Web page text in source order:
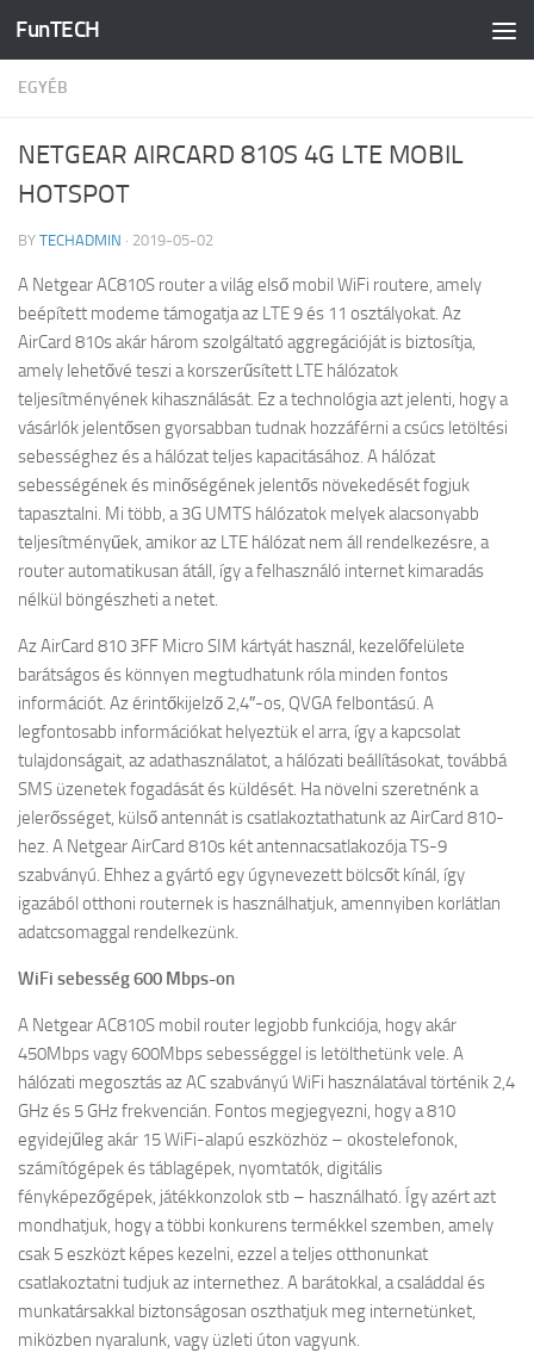
Skip to content
FunTECH
EGYÉB
NETGEAR AIRCARD 810S 4G LTE MOBIL
HOTSPOT
BY TECHADMIN · 2019-05-02
A Netgear AC810S router a világ első mobil WiFi routere, amely
beépített modeme támogatja az LTE 9 és 11 osztályokat. Az
AirCard 810s akár három szolgáltató aggregációját is biztosítja,
amely lehetővé teszi a korszerűsített LTE hálózatok
teljesítményének kihasználását. Ez a technológia azt jelenti, hogy a
vásárlók jelentősen gyorsabban tudnak hozzáférni a csúcs letöltési
sebességhez és a hálózat teljes kapacitásához. A hálózat
sebességének és minőségének jelentős növekedését fogjuk
tapasztalni. Mi több, a 3G UMTS hálózatok melyek alacsonyabb
teljesítményűek, amikor az LTE hálózat nem áll rendelkezésre, a
router automatikusan átáll, így a felhasználó internet kimaradás
nélkül böngészheti a netet.
Az AirCard 810 3FF Micro SIM kártyát használ, kezelőfelülete
barátságos és könnyen megtudhatunk róla minden fontos
információt. Az érintőkijelző 2,4″-os, QVGA felbontású. A
legfontosabb információkat helyeztük el arra, így a kapcsolat
tulajdonságait, az adathasználatot, a hálózati beállításokat, továbbá
SMS üzenetek fogadását és küldését. Ha növelni szeretnénk a
jelerősséget, külső antennát is csatlakoztathatunk az AirCard 810-
hez. A Netgear AirCard 810s két antennacsatlakozója TS-9
szabványú. Ehhez a gyártó egy úgynevezett bölcsőt kínál, így
igazából otthoni routernek is használhatjuk, amennyiben korlátlan
adatcsomaggal rendelkezünk.
WiFi sebesség 600 Mbps-on
A Netgear AC810S mobil router legjobb funkciója, hogy akár
450Mbps vagy 600Mbps sebességgel is letölthetünk vele. A
hálózati megosztás az AC szabványú WiFi használatával történik 2,4
GHz és 5 GHz frekvencián. Fontos megjegyezni, hogy a 810
egyidejűleg akár 15 WiFi-alapú eszközhöz – okostelefonok,
számítógépek és táblagépek, nyomtatók, digitális
fényképezőgépek, játékkonzolok stb – használható. Így azért azt
mondhatjuk, hogy a többi konkurens termékkel szemben, amely
csak 5 eszközt képes kezelni, ezzel a teljes otthonunkat
csatlakoztatni tudjuk az internethez. A barátokkal, a családdal és
munkatársakkal biztonságosan oszthatjuk meg internetünket,
miközben nyaralunk, vagy üzleti úton vagyunk.